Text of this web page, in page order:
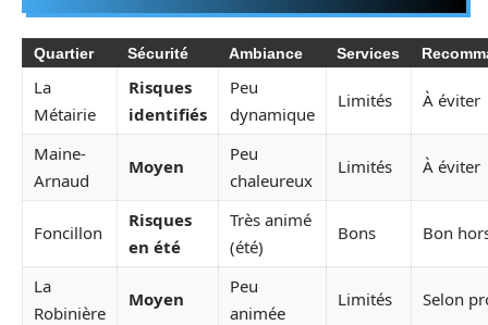
Quartier Sécurité Ambiance Services
La
Métairie
Risques
identifiés
Peu
dynamique
Limités À éviter
Maine-
Arnaud
Moyen
Peu
chaleureux
Limités À éviter
Foncillon
Risques
en été
Très animé
(été)
Bons Bon
La
Robinière
Moyen
Peu
animée
Limités Selon